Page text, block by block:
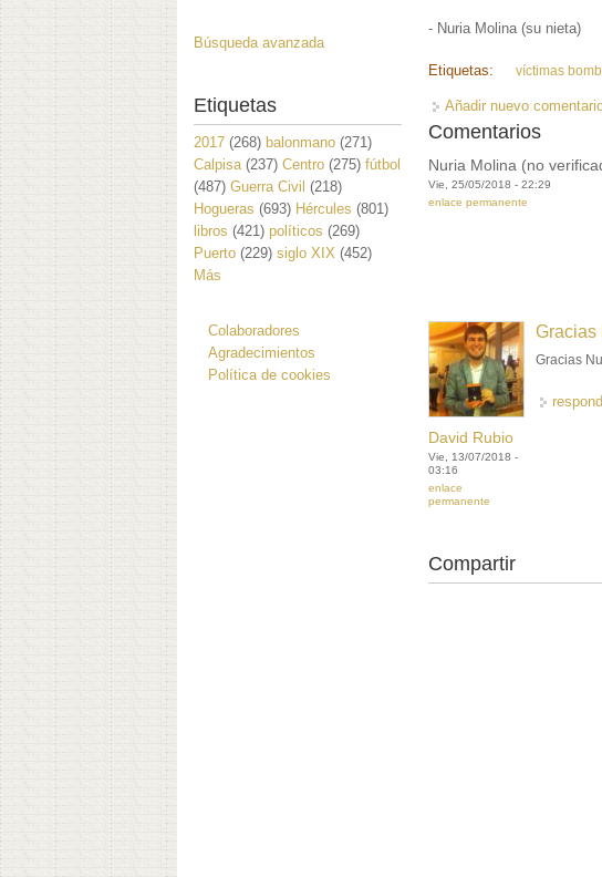
- Nuria Molina (su nieta)
Etiquetas: víctimas
Añadir nuevo
Comentarios
Nuria Molina (no
Vie, 25/05/2018 - 22:29
enlace permanente
David Rubio
Vie, 13/07/2018 -
03:16
enlace
permanente
Gracias
Gracias
Compartir
Búsqueda avanzada
Etiquetas
2017 (268) balonmano (271)
Calpisa (237) Centro (275) fútbol
(487) Guerra Civil (218)
Hogueras (693) Hércules (801)
libros (421) políticos (269)
Puerto (229) siglo XIX (452)
Más
Colaboradores
Agradecimientos
Política de cookies